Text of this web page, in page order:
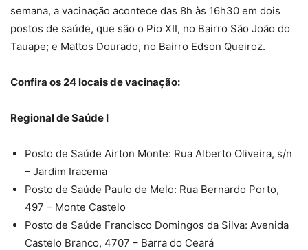
semana, a vacinação acontece das 8h às 16h30 em dois
postos de saúde, que são o Pio XII, no Bairro São João do
Tauape; e Mattos Dourado, no Bairro Edson Queiroz.
Confira os 24 locais de vacinação:
Regional de Saúde I
Posto de Saúde Airton Monte: Rua Alberto Oliveira, s/n
– Jardim Iracema
Posto de Saúde Paulo de Melo: Rua Bernardo Porto,
497 – Monte Castelo
Posto de Saúde Francisco Domingos da Silva: Avenida
Castelo Branco, 4707 – Barra do Ceará